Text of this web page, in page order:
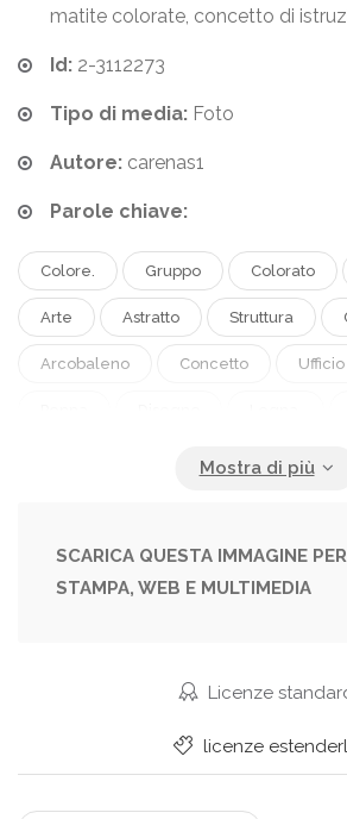
matite colorate, concetto di
Id: 2-3112273
Tipo di media: Foto
Autore: carenas1
Parole chiave:
Colore. Gruppo Colorato
Arte Astratto Struttura
Arcobaleno Concetto Ufficio
Matite
SCARICA QUESTA IMMAGINE
STAMPA, WEB E MULTIMEDIA
Licenze
licenze